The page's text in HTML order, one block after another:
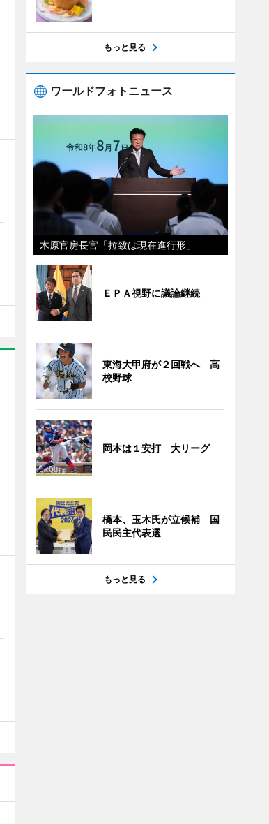
もっと見る
ワールドフォトニュース
木原官房長官「拉致は現在進行形」
ＥＰＡ視野に議論継続
東海大甲府が２回戦へ 高
校野球
岡本は１安打 大リーグ
橋本、玉木氏が立候補 国
民民主代表選
もっと見る